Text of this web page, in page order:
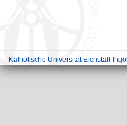
Katholische Universität Eichstätt-